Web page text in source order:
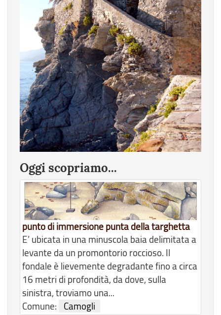
Oggi scopriamo...
punto di immersione punta della targhetta
E’ ubicata in una minuscola baia delimitata a
levante da un promontorio roccioso. Il
fondale è lievemente degradante fino a circa
16 metri di profondità, da dove, sulla
sinistra, troviamo una...
Comune:
Camogli